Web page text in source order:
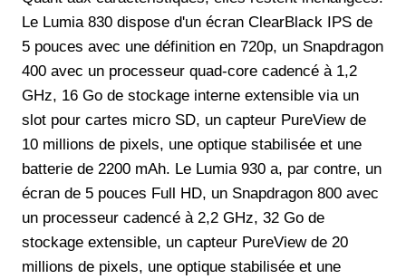
Le Lumia 830 dispose d'un écran ClearBlack IPS de
5 pouces avec une définition en 720p, un Snapdragon
400 avec un processeur quad-core cadencé à 1,2
GHz, 16 Go de stockage interne extensible via un
slot pour cartes micro SD, un capteur PureView de
10 millions de pixels, une optique stabilisée et une
batterie de 2200 mAh. Le Lumia 930 a, par contre, un
écran de 5 pouces Full HD, un Snapdragon 800 avec
un processeur cadencé à 2,2 GHz, 32 Go de
stockage extensible, un capteur PureView de 20
millions de pixels, une optique stabilisée et une